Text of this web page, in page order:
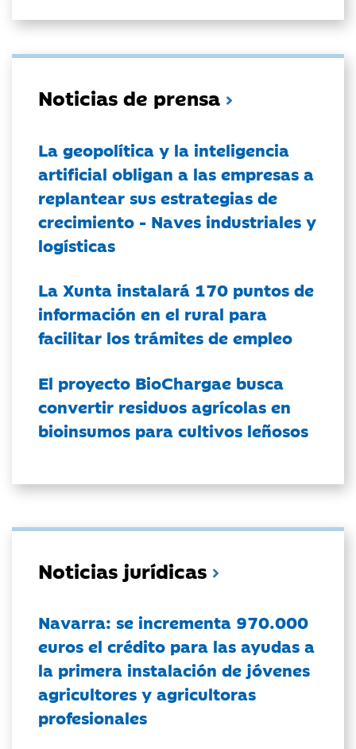
Noticias de prensa
La geopolítica y la inteligencia
artificial obligan a las empresas a
replantear sus estrategias de
crecimiento - Naves industriales y
logísticas
La Xunta instalará 170 puntos de
información en el rural para
facilitar los trámites de empleo
El proyecto BioChargae busca
convertir residuos agrícolas en
bioinsumos para cultivos leñosos
Noticias jurídicas
Navarra: se incrementa 970.000
euros el crédito para las ayudas a
la primera instalación de jóvenes
agricultores y agricultoras
profesionales